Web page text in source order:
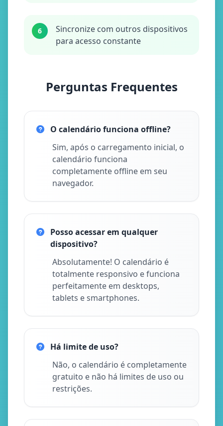
6
Sincronize com outros dispositivos
para acesso constante
Perguntas Frequentes
O calendário funciona offline?
Sim, após o carregamento inicial, o
calendário funciona
completamente offline em seu
navegador.
Posso acessar em qualquer
dispositivo?
Absolutamente! O calendário é
totalmente responsivo e funciona
perfeitamente em desktops,
tablets e smartphones.
Há limite de uso?
Não, o calendário é completamente
gratuito e não há limites de uso ou
restrições.